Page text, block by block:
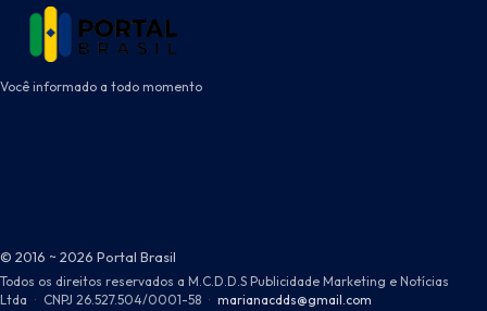
Você informado a todo momento
© 2016 ~ 2026 Portal Brasil
Todos os direitos reservados a M.C.D.D.S Publicidade Marketing e Notícias
Ltda · CNPJ 26.527.504/0001-58 · marianacdds@gmail.com